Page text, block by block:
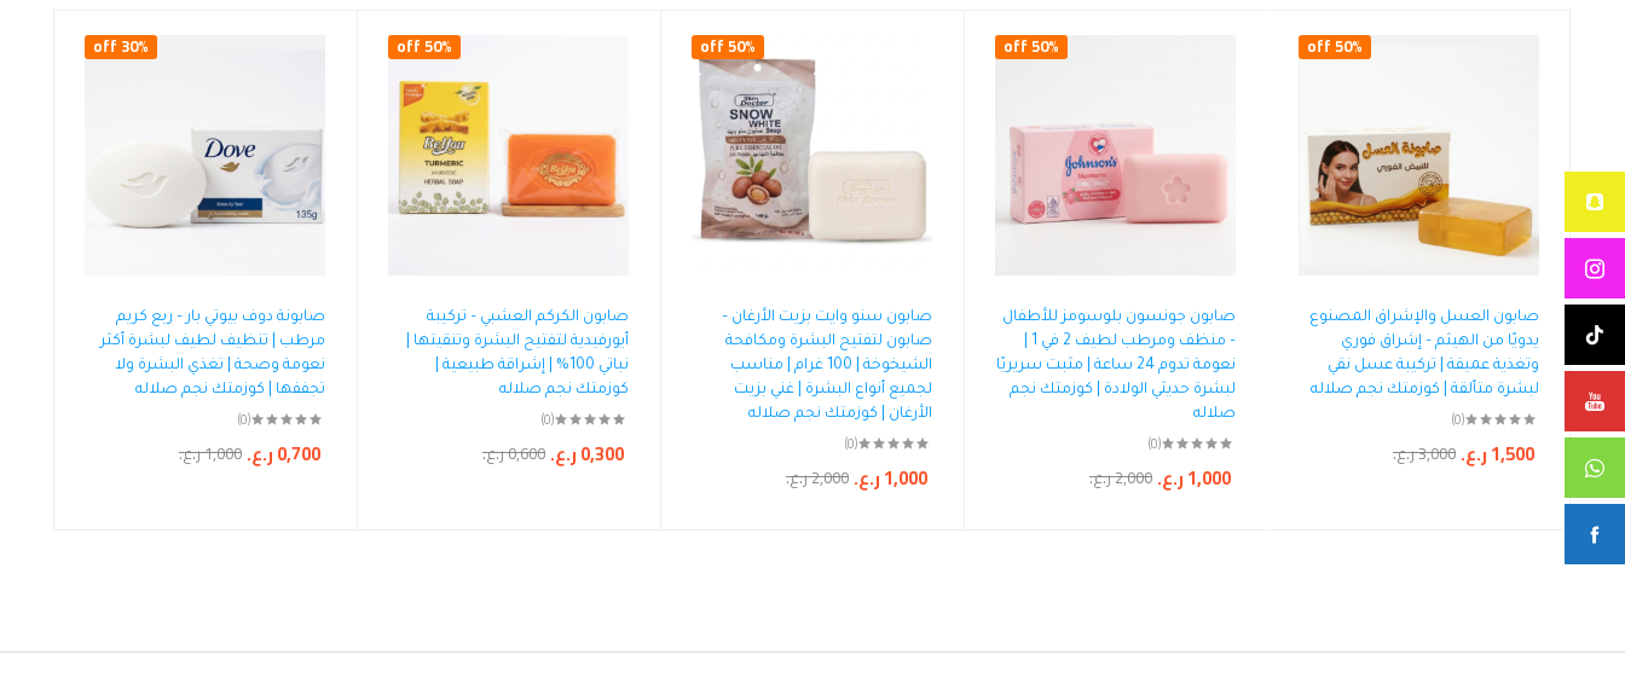
50% off
صابون العسل والإشراق المصنوع
يدويًا من الهيثم – إشراق فوري
وتغذية عميقة | تركيبة عسل نقي
لبشرة متألقة | كوزمتك نجم صلاله
(0)
3,000ر.ع. 1,500ر.ع.
50% off
صابون جونسون بلوسومز للأطفال
نعومة تدوم 24 ساعة | مثبت سريريًا
لبشرة حديثي الولادة | كوزمتك نجم
صلاله
(0)
2,000ر.ع. 1,000ر.ع.
50% off
صابون سنو وايت بزيت الأرغان –
صابون لتفتيح البشرة ومكافحة
الشيخوخة | 100 غرام | مناسب
لجميع أنواع البشرة | غني بزيت
الأرغان | كوزمتك نجم صلاله
(0)
2,000ر.ع. 1,000ر.ع.
50% off
صابون الكركم العشبي – تركيبة
أيورفيدية لتفتيح البشرة وتنقيتها |
نباتي 100% | إشراقة طبيعية |
كوزمتك نجم صلاله
(0)
0,600ر.ع. 0,300ر.ع.
30% off
صابونة دوف بيوتي بار – ربع كريم
مرطب | تنظيف لطيف لبشرة أكثر
نعومة وصحة | تغذي البشرة ولا
تجففها | كوزمتك نجم صلاله
(0)
1,000ر.ع. 0,700ر.ع.